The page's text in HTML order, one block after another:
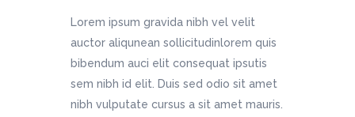
Lorem ipsum gravida nibh vel velit
auctor aliqunean sollicitudinlorem quis
bibendum auci elit consequat ipsutis
sem nibh id elit. Duis sed odio sit amet
nibh vulputate cursus a sit amet mauris.